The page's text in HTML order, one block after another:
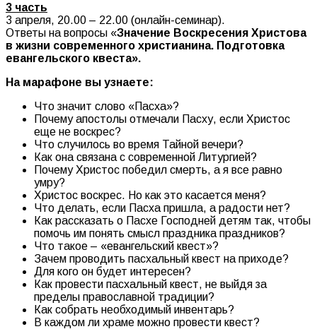
3 часть
3 апреля, 20.00 – 22.00 (онлайн-семинар).
Ответы на вопросы «Значение Воскресения Христова
в жизни современного христианина. Подготовка
евангельского квеста».
На марафоне вы узнаете:
Что значит слово «Пасха»?
Почему апостолы отмечали Пасху, если Христос
еще не воскрес?
Что случилось во время Тайной вечери?
Как она связана с современной Литургией?
Почему Христос победил смерть, а я все равно
умру?
Христос воскрес. Но как это касается меня?
Что делать, если Пасха пришла, а радости нет?
Как рассказать о Пасхе Господней детям так, чтобы
помочь им понять смысл праздника праздников?
Что такое – «евангельский квест»?
Зачем проводить пасхальный квест на приходе?
Для кого он будет интересен?
Как провести пасхальный квест, не выйдя за
пределы православной традиции?
Как собрать необходимый инвентарь?
В каждом ли храме можно провести квест?